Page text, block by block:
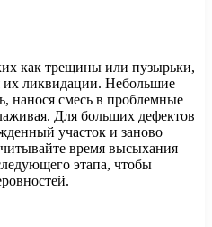
как трещины или пузырьки,
их ликвидации. Небольшие
нанося смесь в проблемные
Для больших дефектов
участок и заново
время высыхания
этапа, чтобы